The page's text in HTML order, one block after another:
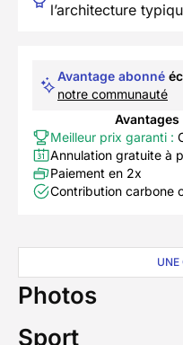
l’architecture
Avantage abonné
notre communauté
Meilleur prix garanti :
Annulation gratuite à
Paiement en 2x
Contribution carbone
UNE
Photos
Sport